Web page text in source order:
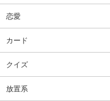
恋愛
カード
クイズ
放置系